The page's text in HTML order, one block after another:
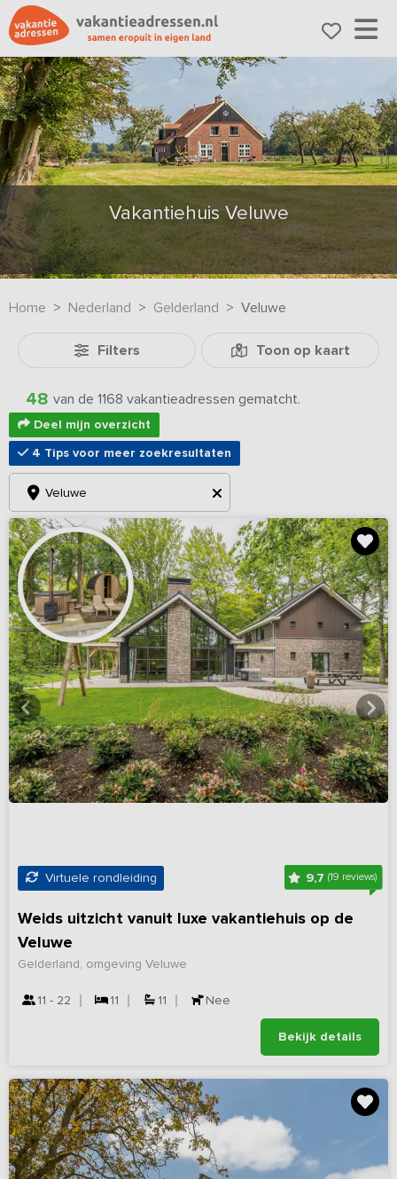
Vakantiehuis Veluwe
Home Nederland Gelderland Veluwe
Filters Toon op kaart
48 van de 1168 vakantieadressen gematcht.
Deel mijn overzicht
4 Tips voor meer zoekresultaten
Veluwe
Virtuele rondleiding 9,7(19 reviews)
Weids uitzicht vanuit luxe vakantiehuis op de
Veluwe
Gelderland, omgeving Veluwe
11 - 22 11 11 Nee
Bekijk details